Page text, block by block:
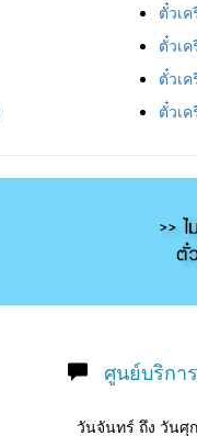
ตั๋วเ
ตั๋วเ
ตั๋วเ
ตั๋วเ
ศูนย์บริกา
วันจันทร์ ถึง วันศุ